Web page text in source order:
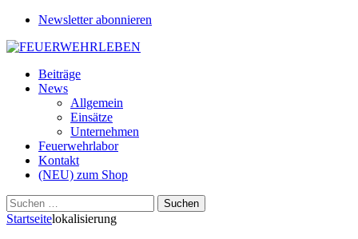
Newsletter abonnieren
Beiträge
News
Allgemein
Einsätze
Unternehmen
Feuerwehrlabor
Kontakt
(NEU) zum Shop
Suchen
nach:
Startseitelokalisierung